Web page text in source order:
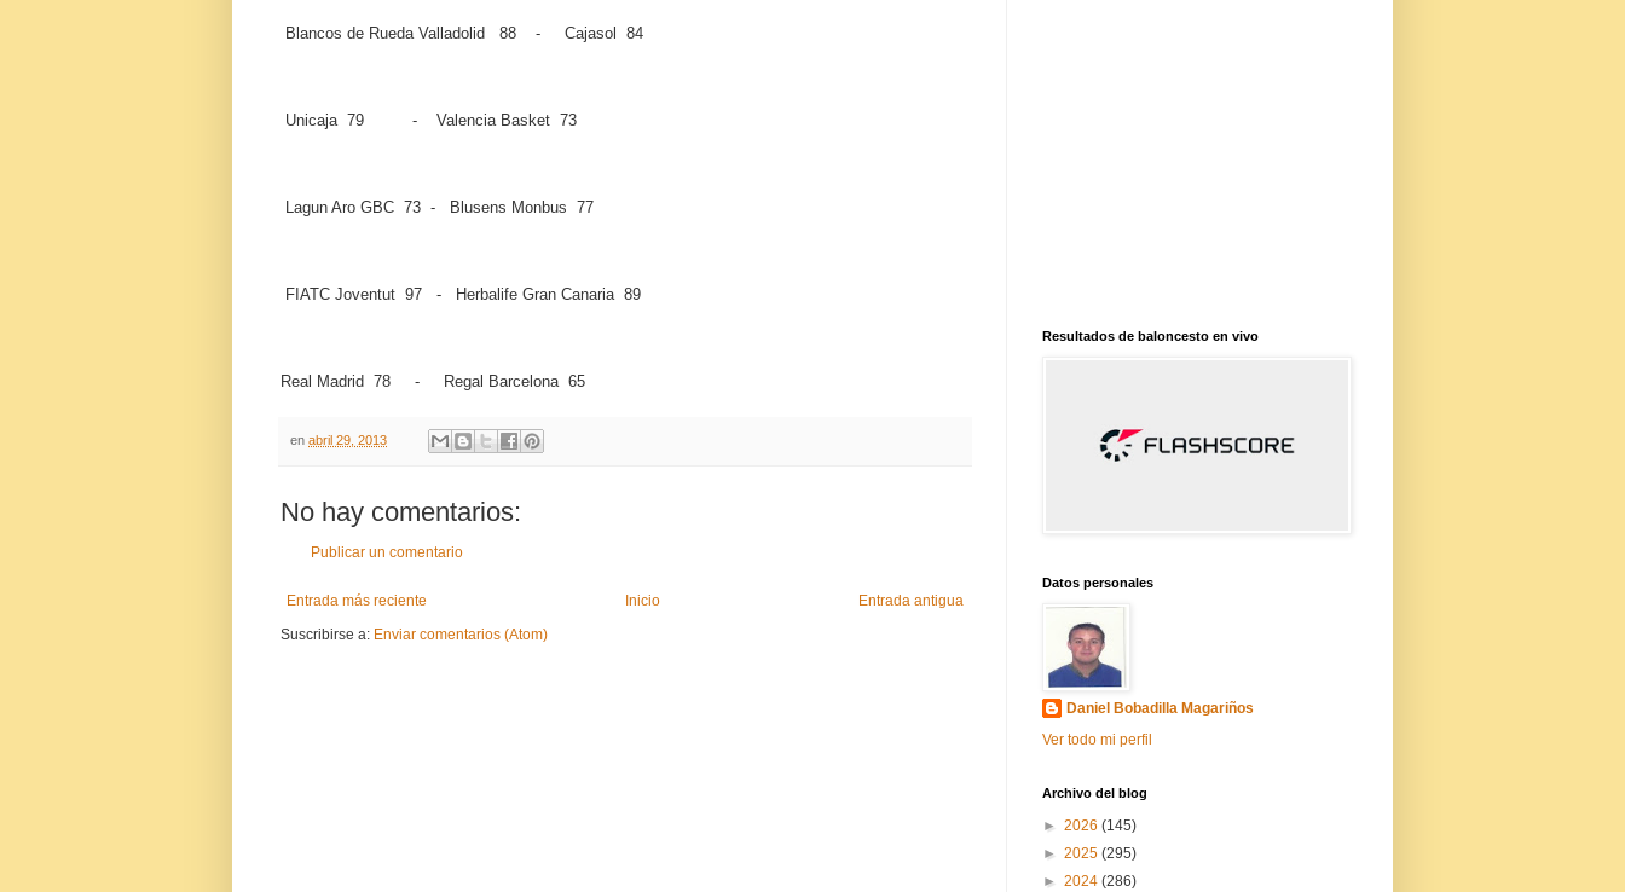
Blancos de Rueda Valladolid 88 - Cajasol 84
Unicaja 79 - Valencia Basket 73
Lagun Aro GBC 73 - Blusens Monbus 77
FIATC Joventut 97 - Herbalife Gran Canaria 89
Real Madrid 78 - Regal Barcelona 65
en abril 29, 2013
No hay comentarios:
Publicar un comentario
Entrada más reciente Entrada antigua
Inicio
Suscribirse a: Enviar comentarios (Atom)
Resultados de baloncesto en vivo
Datos personales
Daniel Bobadilla Magariños
Ver todo mi perfil
Archivo del blog
► 2026 (145)
► 2025 (295)
► 2024 (286)